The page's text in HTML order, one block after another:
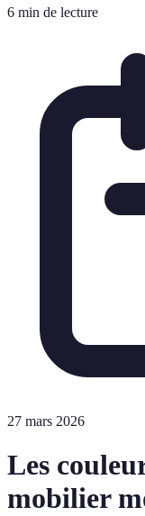
6 min de lecture
27 mars 2026
Les
mobilier